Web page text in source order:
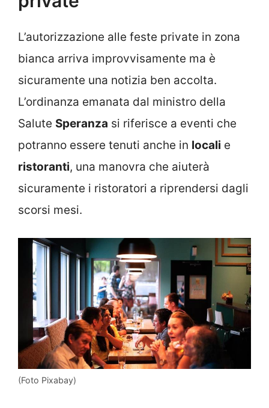
L’autorizzazione alle feste private in zona
bianca arriva improvvisamente ma è
sicuramente una notizia ben accolta.
L’ordinanza emanata dal ministro della
Salute Speranza si riferisce a eventi che
potranno essere tenuti anche in locali e
ristoranti, una manovra che aiuterà
sicuramente i ristoratori a riprendersi dagli
scorsi mesi.
(Foto Pixabay)